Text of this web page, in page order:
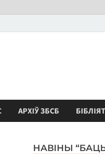
АРХІЎ ЗБСБ
НАВІНЫ